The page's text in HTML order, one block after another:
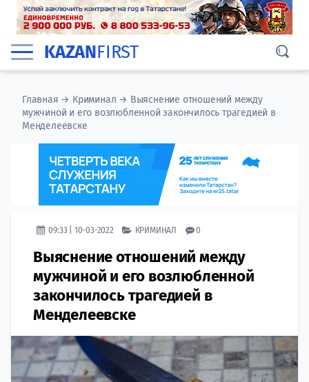
KAZANFIRST
Главная → Криминал → Выяснение отношений между
мужчиной и его возлюбленной закончилось трагедией ​в
Менделеевске
09:33 | 10-03-2022 КРИМИНАЛ 0
Выяснение отношений между
мужчиной и его возлюбленной
закончилось трагедией ​в
Менделеевске